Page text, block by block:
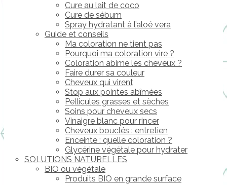
Cure au lait de coco
Cure de sébum
Spray hydratant à l’aloé vera
Guide et conseils
Ma coloration ne tient pas
Pourquoi ma coloration vire ?
Coloration abime les cheveux ?
Faire durer sa couleur
Cheveux qui virent
Stop aux pointes abîmées
Pellicules grasses et sèches
Soins pour cheveux secs
Vinaigre blanc pour rincer
Cheveux bouclés : entretien
Enceinte : quelle coloration ?
Glycérine végétale pour hydrater
SOLUTIONS NATURELLES
BIO ou végétale
Produits BIO en grande surface